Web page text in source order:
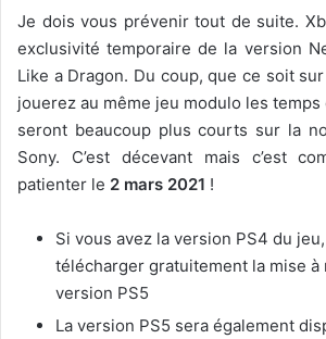
Je dois vous prévenir tout de suite.
exclusivité temporaire de la version
Like a Dragon. Du coup, que ce soit
jouerez au même jeu modulo les
seront beaucoup plus courts sur la
Sony. C’est décevant mais c’est
patienter le 2 mars 2021 !
Si vous avez la version PS4 du
télécharger gratuitement la mise à
version PS5
La version PS5 sera également